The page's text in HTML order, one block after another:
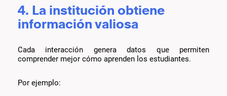
4. La institución obtiene
información valiosa
Cada interacción genera datos que permiten
comprender mejor cómo aprenden los estudiantes.
Por ejemplo: